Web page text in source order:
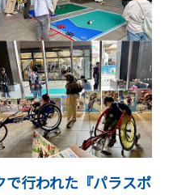
イベントとして好評を得
今大会の企画・運営・演
行われた『パラスポ